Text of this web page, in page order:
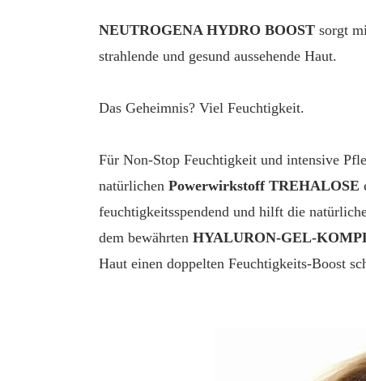
NEUTROGENA HYDRO BOOST sorgt
strahlende und gesund aussehende Haut.
Das Geheimnis? Viel Feuchtigkeit.
Für Non-Stop Feuchtigkeit und intensive
natürlichen Powerwirkstoff TREHALOSE
feuchtigkeitsspendend und hilft die
dem bewährten HYALURON-GEL-
Haut einen doppelten Feuchtigkeits-Boost